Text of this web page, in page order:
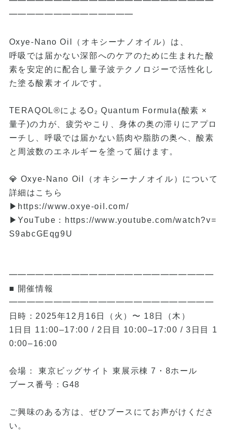
━━━━━━━━━━━━━━
Oxye-Nano Oil（オキシーナノオイル）は、
呼吸では届かない深部へのケアのために生まれた酸
素を安定的に配合し量子波テクノロジーで活性化し
た塗る酸素オイルです。
TERAQOL®によるO₂ Quantum Formula(酸素 ×
量子)の力が、疲労やこり、身体の奥の滞りにアプロ
ーチし、呼吸では届かない筋肉や脂肪の奥へ、酸素
と周波数のエネルギーを塗って届けます。
💎 Oxye-Nano Oil（オキシーナノオイル）について
詳細はこちら
▶ https://www.oxye-oil.com/
▶YouTube：
https://www.youtube.com/watch?v=
S9abcGEqg9U
━━━━━━━━━━━━━━━━━━━━━━━
■ 開催情報
━━━━━━━━━━━━━━━━━━━━━━━
日時：2025年12月16日（火）〜 18日（木）
1日目 11:00–17:00 / 2日目 10:00–17:00 / 3日目 1
0:00–16:00
会場： 東京ビッグサイト 東展示棟 7・8ホール
ブース番号：G48
ご興味のある方は、ぜひブースにてお声がけくださ
い。